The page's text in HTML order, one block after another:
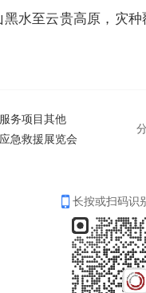
水至云贵高原，灾
务项目其他
急救援展览会
长按或扫码识